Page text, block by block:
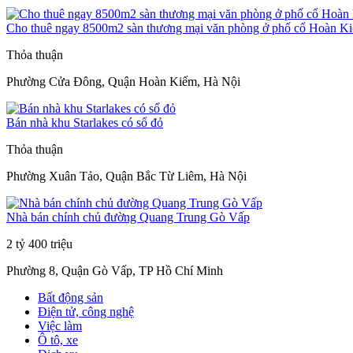
Cho thuê ngay 8500m2 sàn thương mại văn phòng ở phố cổ Hoàn
Thỏa thuận
Phường Cửa Đông, Quận Hoàn Kiếm, Hà Nội
Bán nhà khu Starlakes có sổ đỏ
Thỏa thuận
Phường Xuân Tảo, Quận Bắc Từ Liêm, Hà Nội
Nhà bán chính chủ đường Quang Trung Gò Vấp
2 tỷ 400 triệu
Phường 8, Quận Gò Vấp, TP Hồ Chí Minh
Bất động sản
Điện tử, công nghệ
Việc làm
Ô tô, xe